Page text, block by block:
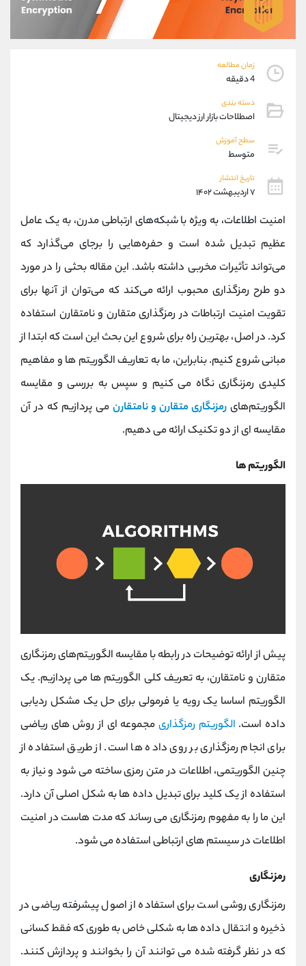
زمان مطالعه
4 دقیقه
دسته بندی
اصطلاحات بازار ارز دیجیتال
سطح آموزش
متوسط
تاریخ انتشار
۷ اردیبهشت ۱۴۰۲
امنیت اطلاعات، به‌ ویژه با شبکه‌های ارتباطی مدرن، به یک عامل
عظیم تبدیل شده است و حفره‌هایی را برجای می‌گذارد که
می‌تواند تأثیرات مخربی داشته باشد. این مقاله بحثی را در مورد
دو طرح رمزگذاری محبوب ارائه می‌کند که می‌توان از آنها برای
تقویت امنیت ارتباطات در رمزگذاری متقارن و نامتقارن استفاده
کرد. در اصل، بهترین راه برای شروع این بحث این است که ابتدا از
مبانی شروع کنیم. بنابراین، ما به تعاریف الگوریتم ها و مفاهیم
کلیدی رمزنگاری نگاه می کنیم و سپس به بررسی و مقایسه
الگوریتم‌های رمزنگاری متقارن و نامتقارن می پردازیم که در آن
مقایسه ای از دو تکنیک ارائه می دهیم.
الگوریتم ها
پیش از ارائه توضیحات در رابطه با مقایسه الگوریتم‌های رمزنگاری
متقارن و نامتقارن، به تعریف کلی الگوریتم ها می پردازیم. یک
الگوریتم اساسا یک رویه یا فرمولی برای حل یک مشکل ردیابی
داده است. الگوریتم رمزگذاری مجموعه ای از روش های ریاضی
برای انجام رمزگذاری بر روی داده ها است. از طریق استفاده از
چنین الگوریتمی، اطلاعات در متن رمزی ساخته می شود و نیاز به
استفاده از یک کلید برای تبدیل داده ها به شکل اصلی آن دارد.
این ما را به مفهوم رمزنگاری می رساند که مدت هاست در امنیت
اطلاعات در سیستم های ارتباطی استفاده می شود.
رمزنگاری
رمزنگاری روشی است برای استفاده از اصول پیشرفته ریاضی در
ذخیره و انتقال داده ها به شکلی خاص به طوری که فقط کسانی
که در نظر گرفته شده می توانند آن را بخوانند و پردازش کنند.
09927779040
واتساپ
@Armteam_admin_por
موبایل
تلگرام
تلفن 021-22021030
تلفن 021-22021040
بدون پیش شماره 90001030
اینستاگرام
کانال تلگرام @alirezamehrabi_com
کانال بله @alirezamehrabi_official